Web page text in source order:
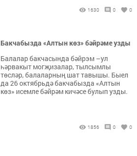
1630 0 0
Бакчабызда «Алтын көз» бәйрәме узды
Балалар бакчасында бәйрэм –ул
һәрвакыт могҗизалар, тылсымлы
төсләр, балаларның шат тавышы. Быел
да 26 октябрьдә бакчабызда «Алтын
көз» исемле бәйрәм кичәсе булып узды.
1856 0 0